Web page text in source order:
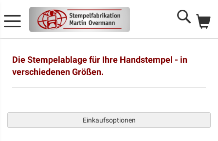
Search
Die Stempelablage für Ihre Handstempel - in
verschiedenen Größen.
Einkaufsoptionen